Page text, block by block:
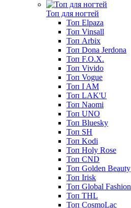
Топ для ногтей
Топ Elpaza
Топ Vinsall
Топ Arbix
Топ Dona Jerdona
Топ F.O.X.
Топ Vivido
Топ Vogue
Топ I AM
Топ LAK'U
Топ Naomi
Топ UNO
Топ Bluesky
Топ SH
Топ Kodi
Топ Holy Rose
Топ CND
Топ Golden Beauty
Топ Irisk
Топ Global Fashion
Топ THL
Топ CosmoLac